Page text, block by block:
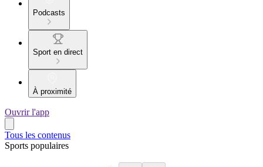
Podcasts
Sport en direct
À proximité
Ouvrir l'app
Tous les contenus
Sports populaires